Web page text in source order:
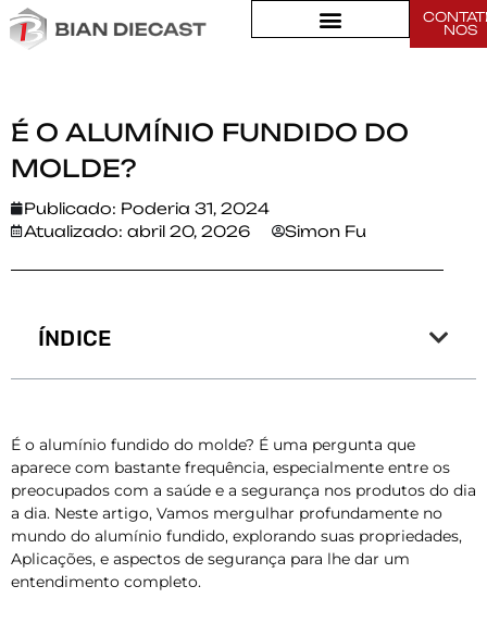
NOS
Lar > É o alumínio fundido do molde?
É O ALUMÍNIO FUNDIDO DO
MOLDE?
Publicado: Poderia 31, 2024
Atualizado: abril 20, 2026
Simon Fu
ÍNDICE
É o alumínio fundido do molde? É uma pergunta que
aparece com bastante frequência, especialmente entre os
preocupados com a saúde e a segurança nos produtos do dia
a dia. Neste artigo, Vamos mergulhar profundamente no
mundo do alumínio fundido, explorando suas propriedades,
Aplicações, e aspectos de segurança para lhe dar um
entendimento completo.